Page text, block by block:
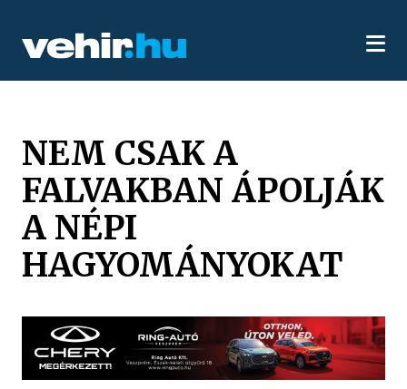
NEM CSAK A
FALVAKBAN ÁPOLJÁK
A NÉPI
HAGYOMÁNYOKAT